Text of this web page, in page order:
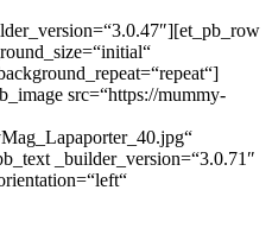
src=“https://mummy-
_builder_version=“3.0.71″